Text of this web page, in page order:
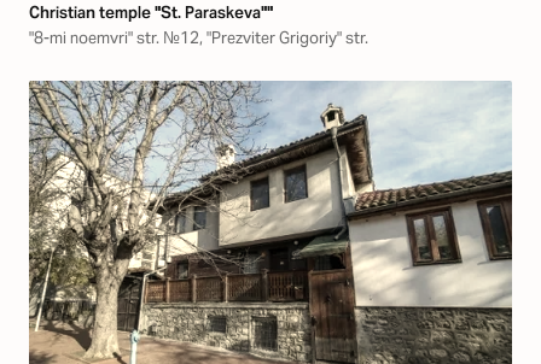
Christian temple "St. Paraskeva""
"8-mi noemvri" str. №12, "Prezviter Grigoriy" str.